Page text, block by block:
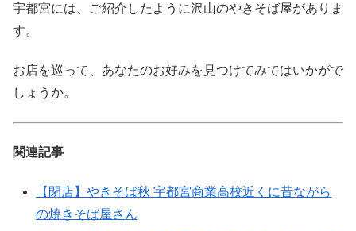
宇都宮には、ご紹介したように沢山のやきそば屋がありま
す。
お店を巡って、あなたのお好みを見つけてみてはいかがで
しょうか。
関連記事
【閉店】やきそば秋 宇都宮商業高校近くに昔ながら
の焼きそば屋さん